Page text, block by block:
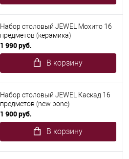
Набор столовый JEWEL Мохито 16
предметов (керамика)
1 990 руб.
В корзину
Набор столовый JEWEL Каскад 16
предметов (new bone)
1 900 руб.
В корзину